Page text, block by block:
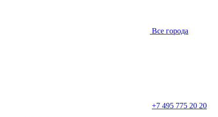
Все города
+7 495 775 20 20